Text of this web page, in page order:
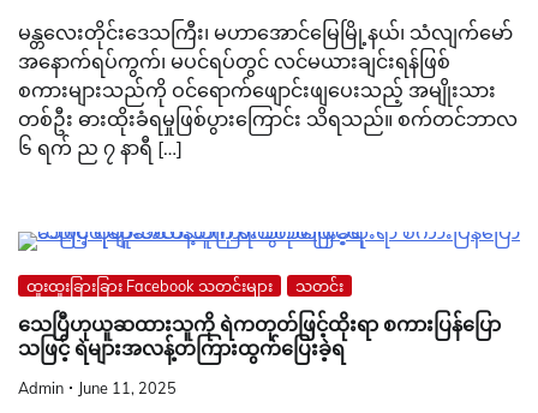
မန္တလေးတိုင်းဒေသကြီး၊ မဟာအောင်မြေမြို့နယ်၊ သံလျက်မော်
အနောက်ရပ်ကွက်၊ မပင်ရပ်တွင် လင်မယားချင်းရန်ဖြစ်
စကားများသည်ကို ဝင်ရောက်ဖျောင်းဖျပေးသည့် အမျိုးသား
တစ်ဦး ဓားထိုးခံရမှုဖြစ်ပွားကြောင်း သိရသည်။ စက်တင်ဘာလ
၆ ရက် ည ၇ နာရီ […]
ထူးထူးခြားခြား Facebook သတင်းများ သတင်း
သေပြီဟုယူဆထားသူကို ရဲကတုတ်ဖြင့်ထိုးရာ စကားပြန်ပြော
သဖြင့် ရဲများအလန့်တကြားထွက်ပြေးခဲ့ရ
Admin June 11, 2025